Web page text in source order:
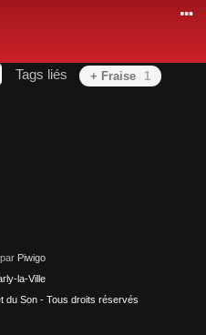
Tags liés + Fraise 1
Piwigo
la-Ville
du Son - Tous droits réservés